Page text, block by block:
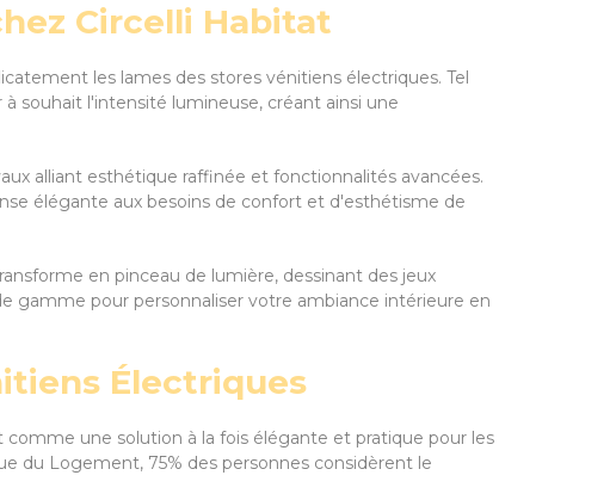
Circelli Habitat
les lames des stores vénitiens électriques. Tel
souhait l'intensité lumineuse, créant ainsi une
alliant esthétique raffinée et fonctionnalités avancées.
élégante aux besoins de confort et d'esthétisme de
en pinceau de lumière, dessinant des jeux
gamme pour personnaliser votre ambiance intérieure en
Électriques
une solution à la fois élégante et pratique pour les
du Logement, 75% des personnes considèrent le